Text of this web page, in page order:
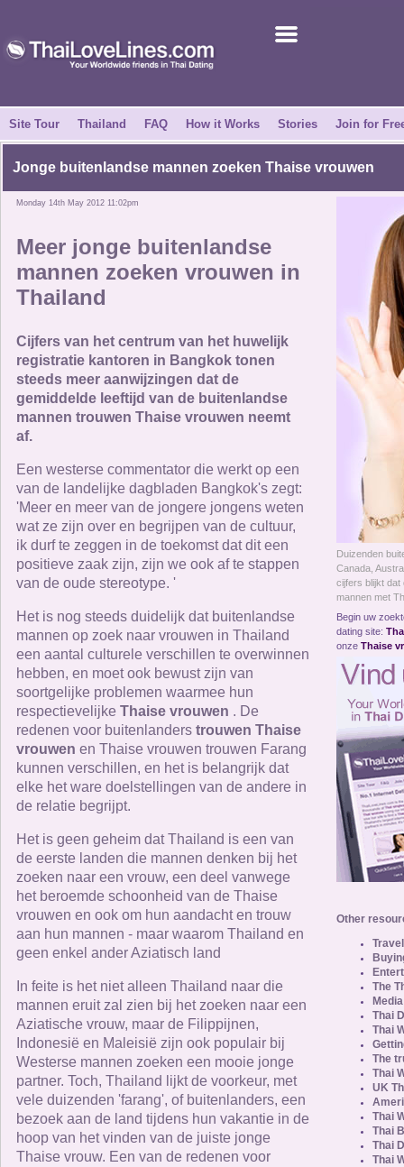
Success Stories
News Centre
About Us
How it Works
Site Tour
Contact Us
Online Now
Men Online
Site Tour Thailand FAQ How it Works Stories Join for
Jonge buitenlandse mannen zoeken Thaise vrouwen
Monday 14th May 2012 11:02pm
Meer jonge buitenlandse
mannen zoeken vrouwen in
Thailand
Cijfers van het centrum van het huwelijk
registratie kantoren in Bangkok tonen
steeds meer aanwijzingen dat de
gemiddelde leeftijd van de buitenlandse
mannen trouwen Thaise vrouwen neemt
af.
Een westerse commentator die werkt op een
van de landelijke dagbladen Bangkok's zegt:
'Meer en meer van de jongere jongens weten
wat ze zijn over en begrijpen van de cultuur,
ik durf te zeggen in de toekomst dat dit een
positieve zaak zijn, zijn we ook af te stappen
van de oude stereotype. '
Het is nog steeds duidelijk dat buitenlandse
mannen op zoek naar vrouwen in Thailand
een aantal culturele verschillen te overwinnen
hebben, en moet ook bewust zijn van
soortgelijke problemen waarmee hun
respectievelijke Thaise vrouwen . De
redenen voor buitenlanders trouwen Thaise
vrouwen en Thaise vrouwen trouwen Farang
kunnen verschillen, en het is belangrijk dat
elke het ware doelstellingen van de andere in
de relatie begrijpt.
Het is geen geheim dat Thailand is een van
de eerste landen die mannen denken bij het
zoeken naar een vrouw, een deel vanwege
het beroemde schoonheid van de Thaise
vrouwen en ook om hun aandacht en trouw
aan hun mannen - maar waarom Thailand en
geen enkel ander Aziatisch land
In feite is het niet alleen Thailand naar die
mannen eruit zal zien bij het zoeken naar een
Aziatische vrouw, maar de Filippijnen,
Indonesië en Maleisië zijn ook populair bij
Westerse mannen zoeken een mooie jonge
partner. Toch, Thailand lijkt de voorkeur, met
vele duizenden 'farang', of buitenlanders, een
bezoek aan de land tijdens hun vakantie in de
hoop van het vinden van de juiste jonge
Thaise vrouw. Een van de redenen voor
Duizenden
Canada,
cijfers blijkt dat
mannen met
Begin uw
dating site:
onze Thaise
Other
The
Thai
Thai
The
Thai
UK
Thai
Thai
Thai
Thai